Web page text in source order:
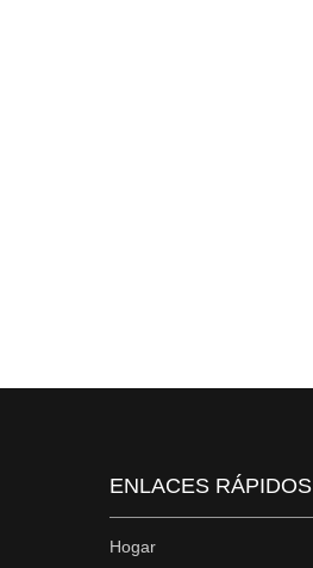
ENLACES RÁPIDOS
Hogar